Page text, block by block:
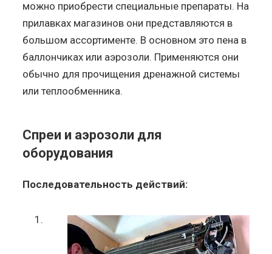
можно приобрести специальные препараты. На
прилавках магазинов они представляются в
большом ассортименте. В основном это пена в
баллончиках или аэрозоли. Применяются они
обычно для прочищения дренажной системы
или теплообменника.
Спреи и аэрозоли для
оборудования
Последовательность действий: